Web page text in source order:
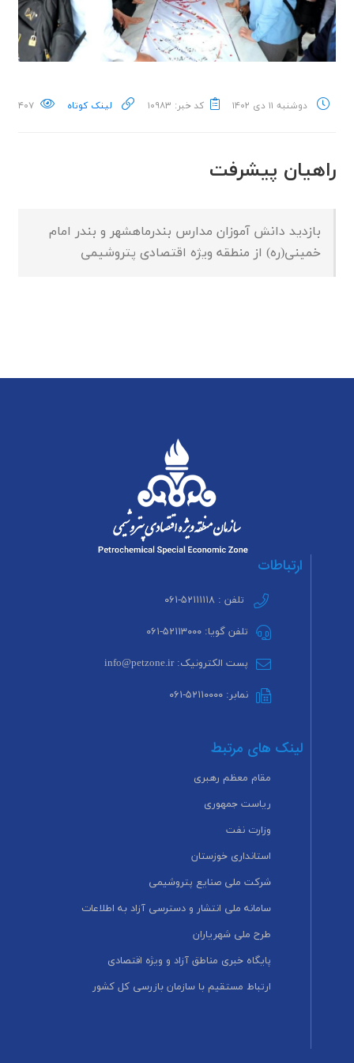
دوشنبه ۱۱ دی ۱۴۰۲ کد خبر: ۱۰۹۸۳ لینک کوتاه ۴۰۷
راهیان پیشرفت
بازدید دانش آموزان مدارس بندرماهشهر و بندر امام
خمینی(ره) از منطقه ویژه اقتصادی پتروشیمی
ارتباطات
تلفن : ۵۲۱۱۱۱۱۸-۰۶۱
تلفن گویا: ۵۲۱۱۳۰۰۰-۰۶۱
پست الکترونیک: info@petzone.ir
نمابر: ۵۲۱۱۰۰۰۰-۰۶۱
لینک های مرتبط
مقام معظم رهبری
ریاست جمهوری
وزارت نفت
استانداری خوزستان
شرکت ملی صنایع پتروشیمی
سامانه ملی انتشار و دسترسی آزاد به اطلاعات
طرح ملی شهریاران
پایگاه خبری مناطق آزاد و ویژه اقتصادی
ارتباط مستقیم با سازمان بازرسی کل کشور